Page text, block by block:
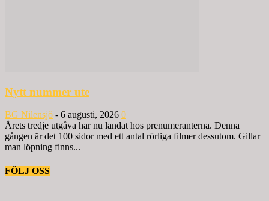
Nytt nummer ute
BG Nilensjö - 6 augusti, 2026 0
Årets tredje utgåva har nu landat hos prenumeranterna. Denna
gången är det 100 sidor med ett antal rörliga filmer dessutom. Gillar
man löpning finns...
FÖLJ OSS